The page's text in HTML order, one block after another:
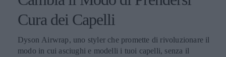
Cura dei Capelli
Dyson Airwrap, uno styler che promette di rivoluzionare il
modo in cui asciughi e modelli i tuoi capelli, senza il